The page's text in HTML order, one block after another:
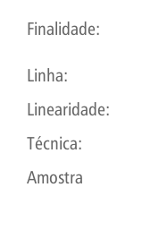
Finalidade:
Linha:
Linearidade:
Técnica:
Amostra